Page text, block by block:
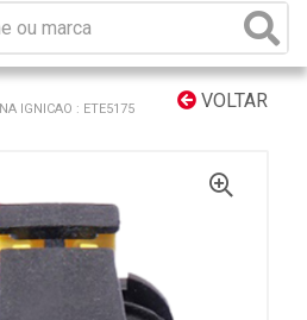
VOLTAR
IGNICAO : ETE5175